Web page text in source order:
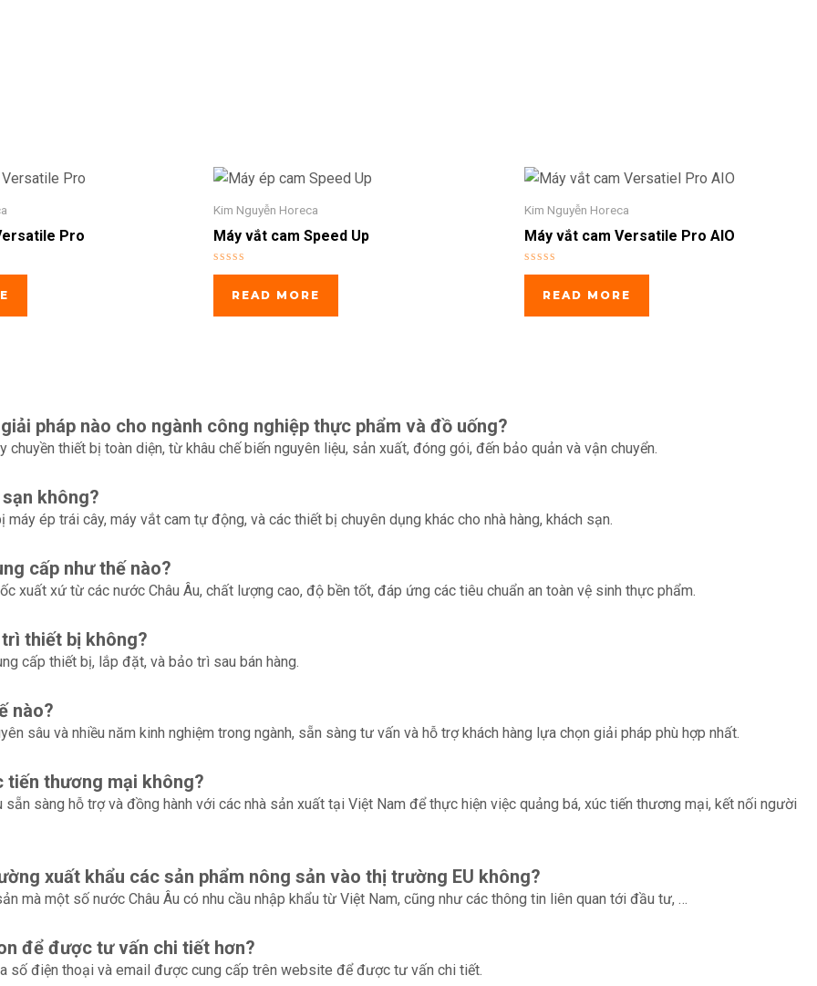
Pro
Kim Nguyễn Horeca
Máy vắt cam Speed Up
Rated
outREAD MORE
Kim Nguyễn Horeca
Máy vắt cam Versatile Pro AIO
Rated
outREAD MORE
pháp nào cho ngành công nghiệp thực phẩm và đồ uống?
thiết bị toàn diện, từ khâu chế biến nguyên liệu, sản xuất, đóng gói, đến bảo quản và vận chuyển.
không?
ép trái cây, máy vắt cam tự động, và các thiết bị chuyên dụng khác cho nhà hàng, khách sạn.
cấp như thế nào?
xuất xứ từ các nước Châu Âu, chất lượng cao, độ bền tốt, đáp ứng các tiêu chuẩn an toàn vệ sinh thực phẩm.
thiết bị không?
cấp thiết bị, lắp đặt, và bảo trì sau bán hàng.
nào?
sâu và nhiều năm kinh nghiệm trong ngành, sẵn sàng tư vấn và hỗ trợ khách hàng lựa chọn giải pháp phù hợp nhất.
tiến thương mại không?
sàng hỗ trợ và đồng hành với các nhà sản xuất tại Việt Nam để thực hiện việc quảng bá, xúc tiến thương mại, kết nối người
xuất khẩu các sản phẩm nông sản vào thị trường EU không?
mà một số nước Châu Âu có nhu cầu nhập khẩu từ Việt Nam, cũng như các thông tin liên quan tới đầu tư, …
để được tư vấn chi tiết hơn?
số điện thoại và email được cung cấp trên website để được tư vấn chi tiết.